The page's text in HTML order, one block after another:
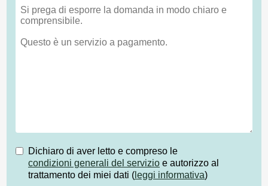
Dichiaro di aver letto e compreso le
condizioni generali del servizio e autorizzo al
trattamento dei miei dati ( leggi informativa)